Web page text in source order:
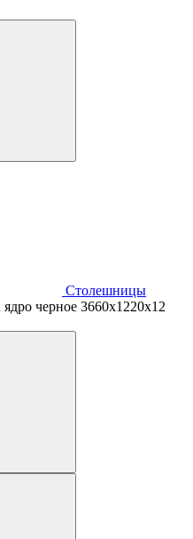
Столешницы
черное 3660х1220х12